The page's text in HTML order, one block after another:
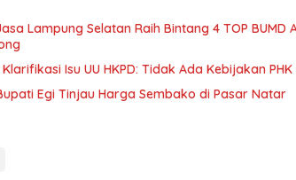
Lampung Selatan Raih Bintang 4 TOP BUMD
Isu UU HKPD: Tidak Ada Kebijakan PHK
Egi Tinjau Harga Sembako di Pasar Natar